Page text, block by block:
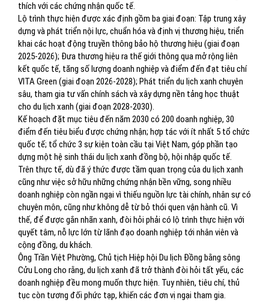
thích với các chứng nhận quốc tế.
Lộ trình thực hiện được xác định gồm ba giai đoạn: Tập trung xây
dựng và phát triển nội lực, chuẩn hóa và định vị thương hiệu, triển
khai các hoạt động truyền thông bảo hộ thương hiệu (giai đoạn
2025-2026); Đưa thương hiệu ra thế giới thông qua mở rộng liên
kết quốc tế, tăng số lượng doanh nghiệp và điểm đến đạt tiêu chí
VITA Green (giai đoạn 2026-2028); Phát triển du lịch xanh chuyên
sâu, tham gia tư vấn chính sách và xây dựng nền tảng học thuật
cho du lịch xanh (giai đoạn 2028-2030).
Kế hoạch đặt mục tiêu đến năm 2030 có 200 doanh nghiệp, 30
điểm đến tiêu biểu được chứng nhận; hợp tác với ít nhất 5 tổ chức
quốc tế; tổ chức 3 sự kiện toàn cầu tại Việt Nam, góp phần tạo
dựng một hệ sinh thái du lịch xanh đồng bộ, hội nhập quốc tế.
Trên thực tế, dù đã ý thức được tầm quan trọng của du lịch xanh
cũng như việc sở hữu những chứng nhận bền vững, song nhiều
doanh nghiệp còn ngần ngại vì thiếu nguồn lực tài chính, nhân sự có
chuyên môn, cũng như không dễ từ bỏ thói quen vận hành cũ. Vì
thế, để được gắn nhãn xanh, đòi hỏi phải có lộ trình thực hiện với
quyết tâm, nỗ lực lớn từ lãnh đạo doanh nghiệp tới nhân viên và
cộng đồng, du khách.
Ông Trần Việt Phường, Chủ tịch Hiệp hội Du lịch Đồng bằng sông
Cửu Long cho rằng, du lịch xanh đã trở thành đòi hỏi tất yếu, các
doanh nghiệp đều mong muốn thực hiện. Tuy nhiên, tiêu chí, thủ
tục còn tương đối phức tạp, khiến các đơn vị ngại tham gia.